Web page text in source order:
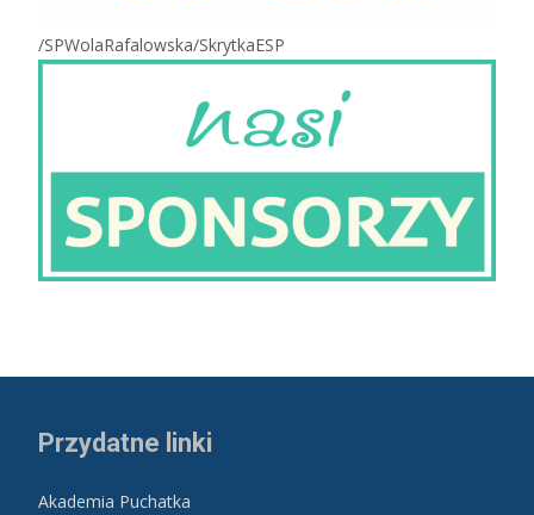
/SPWolaRafalowska/SkrytkaESP
Przydatne linki
Akademia Puchatka